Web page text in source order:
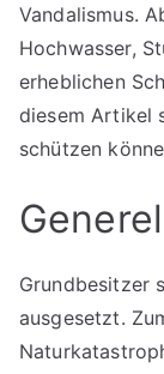
Vandalismus.
Hochwasser,
erheblichen
diesem Artikel
schützen
Grundbesitzer
ausgesetzt.